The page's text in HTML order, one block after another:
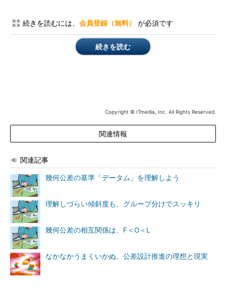
続きを読むには、 会員登録（無料） が必須です
続きを読む
Copyright © ITmedia, Inc. All Rights Reserved.
関連情報
関連記事
幾何公差の基準「データム」を理解しよう
理解しづらい傾斜度も、グループ分けでスッキリ
幾何公差の相互関係は、F＜O＜L
なかなかうまくいかぬ、公差設計推進の理想と現実